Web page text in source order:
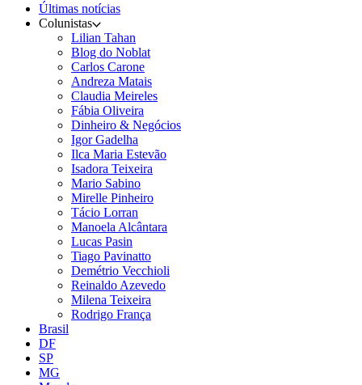
Últimas notícias
Colunistas
Lilian Tahan
Blog do Noblat
Carlos Carone
Andreza Matais
Claudia Meireles
Fábia Oliveira
Dinheiro & Negócios
Igor Gadelha
Ilca Maria Estevão
Isadora Teixeira
Mario Sabino
Mirelle Pinheiro
Tácio Lorran
Manoela Alcântara
Lucas Pasin
Tiago Pavinatto
Demétrio Vecchioli
Reinaldo Azevedo
Milena Teixeira
Rodrigo França
Brasil
DF
SP
MG